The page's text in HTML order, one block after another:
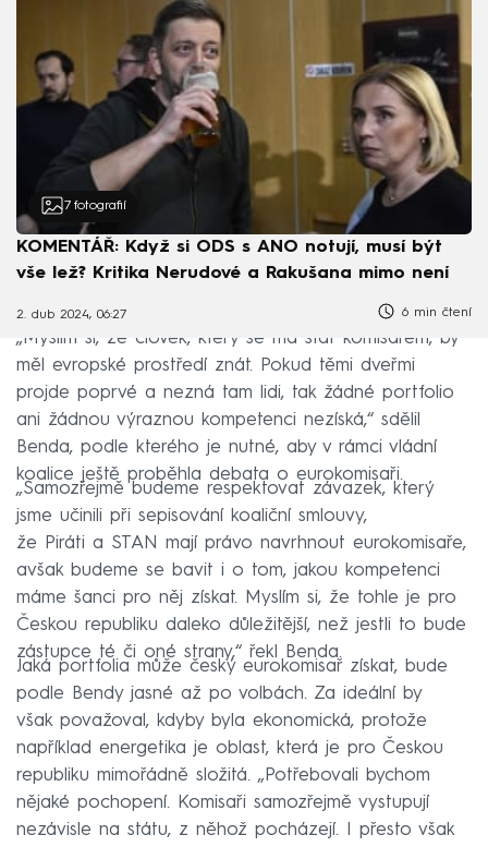
7 fotografií
KOMENTÁŘ: Když si ODS s ANO notují, musí být
vše lež? Kritika Nerudové a Rakušana mimo není
2. dub 2024, 06:27 6 min čtení
„Myslím si, že člověk, který se má stát komisařem, by
měl evropské prostředí znát. Pokud těmi dveřmi
projde poprvé a nezná tam lidi, tak žádné portfolio
ani žádnou výraznou kompetenci nezíská,“ sdělil
Benda, podle kterého je nutné, aby v rámci vládní
koalice ještě proběhla debata o eurokomisaři.
„Samozřejmě budeme respektovat závazek, který
jsme učinili při sepisování koaliční smlouvy,
že Piráti a STAN mají právo navrhnout eurokomisaře,
avšak budeme se bavit i o tom, jakou kompetenci
máme šanci pro něj získat. Myslím si, že tohle je pro
Českou republiku daleko důležitější, než jestli to bude
zástupce té či oné strany,“ řekl Benda.
Jaká portfolia může český eurokomisař získat, bude
podle Bendy jasné až po volbách. Za ideální by
však považoval, kdyby byla ekonomická, protože
například energetika je oblast, která je pro Českou
republiku mimořádně složitá. „Potřebovali bychom
nějaké pochopení. Komisaři samozřejmě vystupují
nezávisle na státu, z něhož pocházejí. I přesto však